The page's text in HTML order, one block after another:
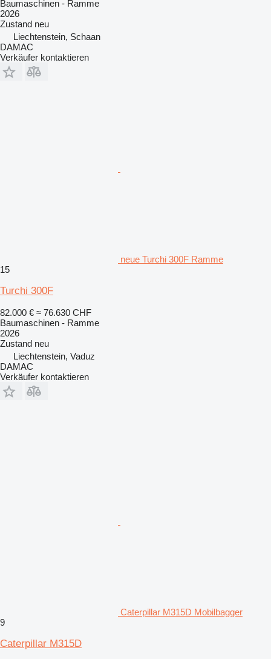
Baumaschinen - Ramme
2026
Zustand neu
Liechtenstein, Schaan
DAMAC
Verkäufer kontaktieren
neue Turchi 300F Ramme
15
Turchi 300F
82.000 € ≈ 76.630 CHF
Baumaschinen - Ramme
2026
Zustand neu
Liechtenstein, Vaduz
DAMAC
Verkäufer kontaktieren
Caterpillar M315D Mobilbagger
9
Caterpillar M315D